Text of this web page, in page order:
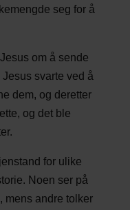
seg for å
om å sende
svarte ved å
dem, og deretter
og det ble
for ulike
Noen ser på
mens andre tolker